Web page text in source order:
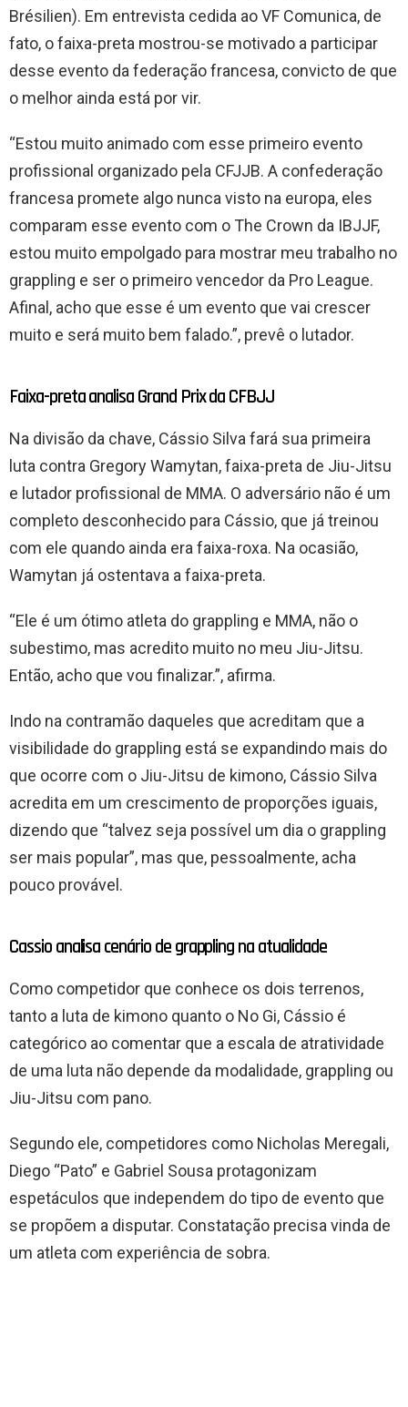
Brésilien). Em entrevista cedida ao VF Comunica, de
fato, o faixa-preta mostrou-se motivado a participar
desse evento da federação francesa, convicto de que
o melhor ainda está por vir.
“Estou muito animado com esse primeiro evento
profissional organizado pela CFJJB. A confederação
francesa promete algo nunca visto na europa, eles
comparam esse evento com o The Crown da IBJJF,
estou muito empolgado para mostrar meu trabalho no
grappling e ser o primeiro vencedor da Pro League.
Afinal, acho que esse é um evento que vai crescer
muito e será muito bem falado.”, prevê o lutador.
Faixa-preta analisa Grand Prix da CFBJJ
Na divisão da chave, Cássio Silva fará sua primeira
luta contra Gregory Wamytan, faixa-preta de Jiu-Jitsu
e lutador profissional de MMA. O adversário não é um
completo desconhecido para Cássio, que já treinou
com ele quando ainda era faixa-roxa. Na ocasião,
Wamytan já ostentava a faixa-preta.
“Ele é um ótimo atleta do grappling e MMA, não o
subestimo, mas acredito muito no meu Jiu-Jitsu.
Então, acho que vou finalizar.”, afirma.
Indo na contramão daqueles que acreditam que a
visibilidade do grappling está se expandindo mais do
que ocorre com o Jiu-Jitsu de kimono, Cássio Silva
acredita em um crescimento de proporções iguais,
dizendo que “talvez seja possível um dia o grappling
ser mais popular”, mas que, pessoalmente, acha
pouco provável.
Cassio analisa cenário de grappling na atualidade
Como competidor que conhece os dois terrenos,
tanto a luta de kimono quanto o No Gi, Cássio é
categórico ao comentar que a escala de atratividade
de uma luta não depende da modalidade, grappling ou
Jiu-Jitsu com pano.
Segundo ele, competidores como Nicholas Meregali,
Diego “Pato” e Gabriel Sousa protagonizam
espetáculos que independem do tipo de evento que
se propõem a disputar. Constatação precisa vinda de
um atleta com experiência de sobra.